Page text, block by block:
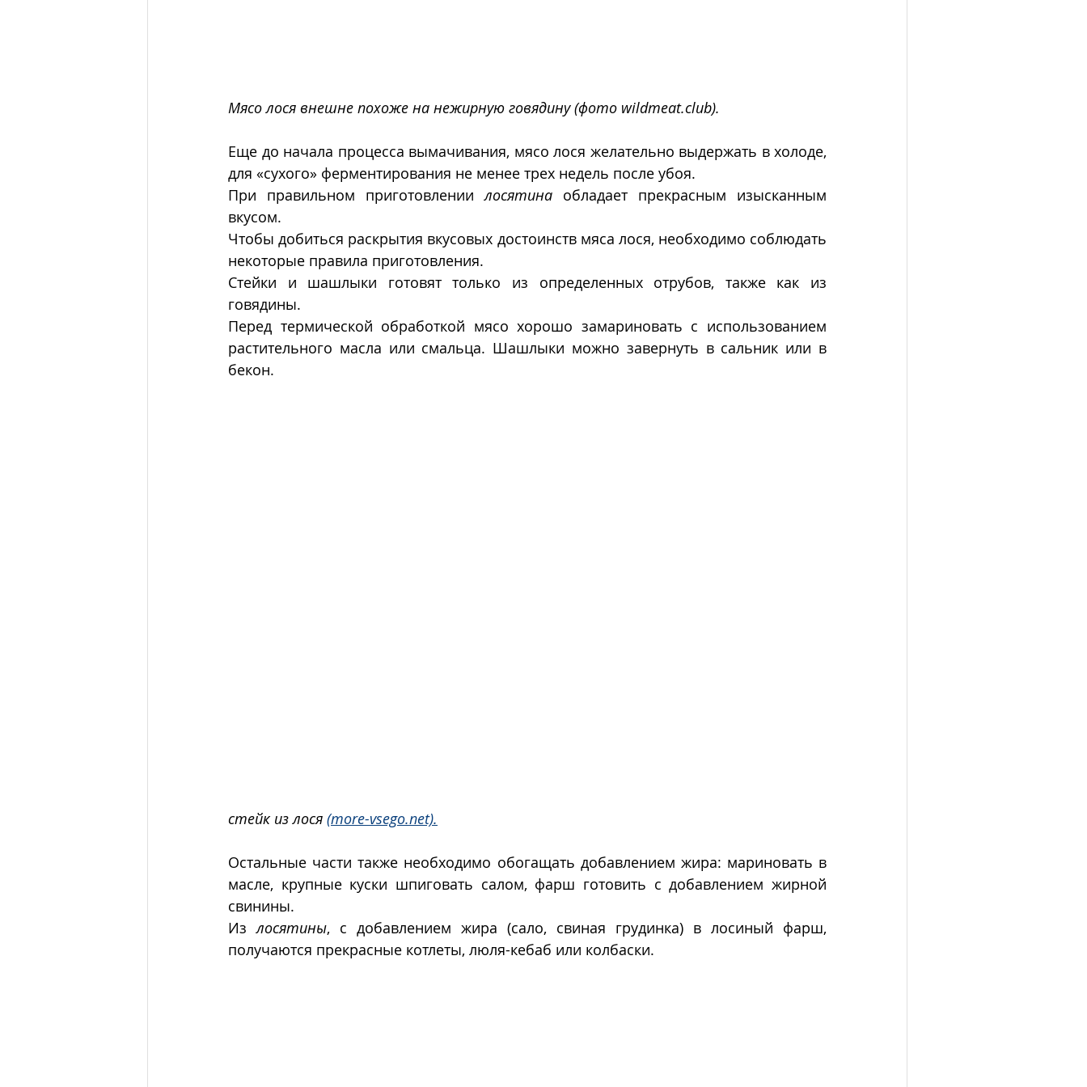
Мясо лося внешне похоже на нежирную говядину (фото wildmeat.club).
Еще до начала процесса вымачивания, мясо лося желательно выдержать в холоде,
для «сухого» ферментирования не менее трех недель после убоя.
При правильном приготовлении лосятина обладает прекрасным изысканным
вкусом.
Чтобы добиться раскрытия вкусовых достоинств мяса лося, необходимо соблюдать
некоторые правила приготовления.
Стейки и шашлыки готовят только из определенных отрубов, также как из
говядины.
Перед термической обработкой мясо хорошо замариновать с использованием
растительного масла или смальца. Шашлыки можно завернуть в сальник или в
бекон.
стейк из лося (more-vsego.net).
Остальные части также необходимо обогащать добавлением жира: мариновать в
масле, крупные куски шпиговать салом, фарш готовить с добавлением жирной
свинины.
Из лосятины, с добавлением жира (сало, свиная грудинка) в лосиный фарш,
получаются прекрасные котлеты, люля-кебаб или колбаски.